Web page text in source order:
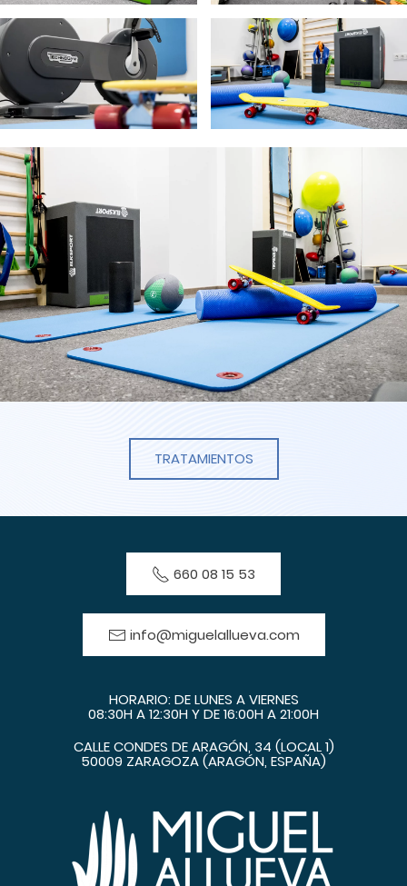
TRATAMIENTOS
660 08 15 53
info@miguelallueva.com
HORARIO: DE LUNES A VIERNES
08:30H A 12:30H Y DE 16:00H A 21:00H
CALLE CONDES DE ARAGÓN, 34 (LOCAL 1)
50009 ZARAGOZA (ARAGÓN, ESPAÑA)